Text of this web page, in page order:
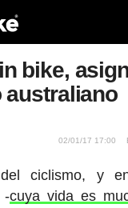
bike,
australiano
02/01/17 17:00
ciclismo, y
-cuya vida es